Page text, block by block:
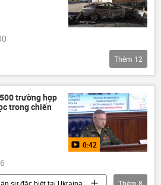
tại Ukraina
Thế giới
Thêm 12
trường hợp
trong chiến
0:42